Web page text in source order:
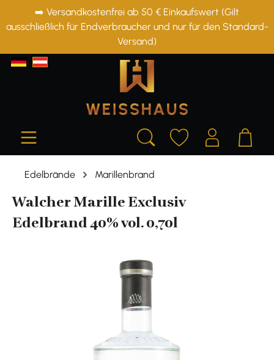
springen
➡️ Versandkostenfrei ab 50 € Einkaufswert (Gilt
ausschließlich für Endverbraucher und nur für den Standard-
Versand)
Edelbrände Marillenbrand
Walcher Marille Exclusiv
Edelbrand 40% vol. 0,70l
Bildergalerie überspringen